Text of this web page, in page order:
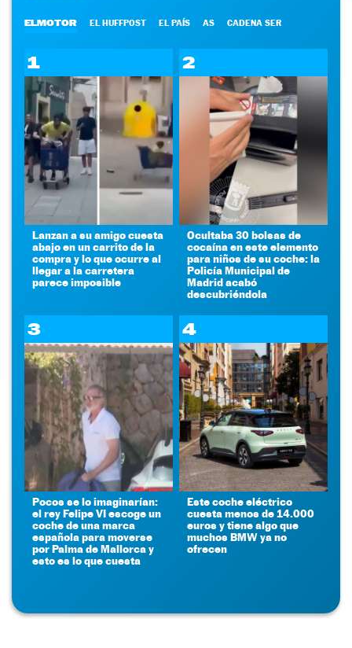
ELMOTOR EL HUFFPOST EL PAÍS AS CADENA SER
1
Lanzan a su amigo cuesta
abajo en un carrito de la
compra y lo que ocurre al
llegar a la carretera
parece imposible
2
Ocultaba 30 bolsas de
cocaína en este elemento
para niños de su coche: la
Policía Municipal de
Madrid acabó
descubriéndola
3
Pocos se lo imaginarían:
el rey Felipe VI escoge un
coche de una marca
española para moverse
por Palma de Mallorca y
esto es lo que cuesta
4
Este coche eléctrico
cuesta menos de 14.000
euros y tiene algo que
muchos BMW ya no
ofrecen